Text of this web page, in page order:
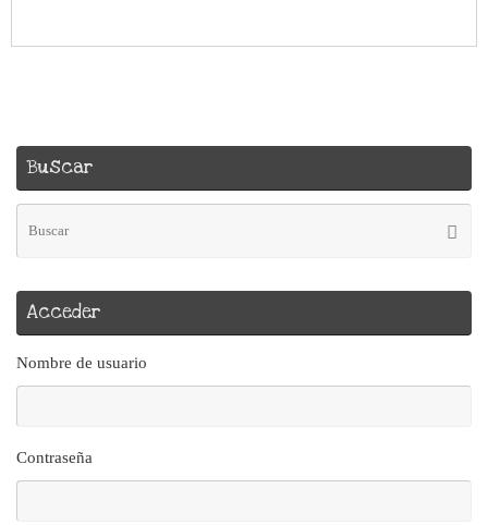
Buscar
Acceder
Nombre de usuario
Contraseña